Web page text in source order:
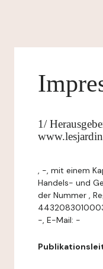
1/
, -, mit einem
Handels- und
der Nummer ,
-, E-Mail: -